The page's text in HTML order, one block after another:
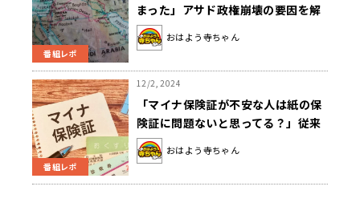
番組レポ
まった」アサド政権崩壊の要因を解
説
おはよう寺ちゃん
番組レポ
12/2, 2024
「マイナ保険証が不安な人は紙の保
険証に問題ないと思ってる？」従来
の保険証廃止へ
おはよう寺ちゃん